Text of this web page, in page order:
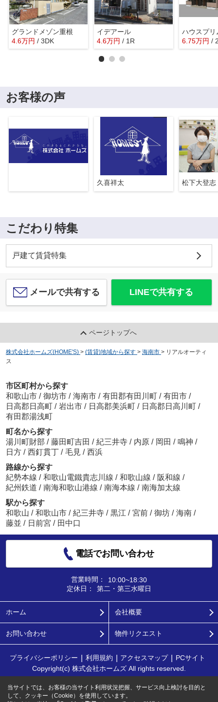
グランドメゾン重根
4.6万円 / 3DK
イデアール
4.6万円 / 1R 6.75万円 /
お客様の声
久喜祥太 松下大登志
こだわり特集
戸建て賃貸特集
メールで共有する LINEで共有する
ページトップへ
株式会社ホームズ(HOME'S) > (賃貸)地域から探す > 海南市 > リアルオーティ
ス
市区町村から探す
和歌山市 / 御坊市 / 海南市 / 有田郡有田川町 / 有田市 /
日高郡日高町 / 岩出市 / 日高郡美浜町 / 日高郡日高川町 /
有田郡湯浅町
町名から探す
湯川町財部 / 藤田町吉田 / 紀三井寺 / 内原 / 岡田 / 鳴神 /
日方 / 西釘貫丁 / 毛見 / 西浜
路線から探す
紀勢本線 / 和歌山電鐵貴志川線 / 和歌山線 / 阪和線 /
紀州鉄道 / 南海和歌山港線 / 南海本線 / 南海加太線
駅から探す
和歌山 / 和歌山市 / 紀三井寺 / 黒江 / 宮前 / 御坊 / 海南 /
藤並 / 日前宮 / 田中口
電話でお問い合わせ
営業時間：
10:00~18:30
定休日：
第二・第三水曜日
ホーム 会社概要
お問い合わせ 物件リクエスト
プライバシーポリシー 利用規約 アクセスマップ
PCサイト
Copyright(c) 株式会社ホームズ All rights reserved.
当サイトでは、お客様の当サイト利用状況把握、サービス向上検討を目的と
して、クッキー（Cookie）を使用しています。